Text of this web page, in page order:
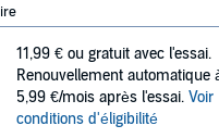
11,99 € ou gratuit avec l'essai.
Renouvellement automatique
5,99 €/mois après l'essai. Voir
conditions d'éligibilité